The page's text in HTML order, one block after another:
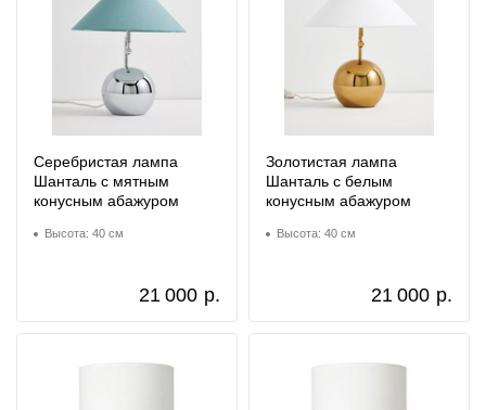
Серебристая лампа
Шанталь с мятным
конусным абажуром
Высота: 40 см
21 000 р.
Золотистая лампа
Шанталь с белым
конусным абажуром
Высота: 40 см
21 000 р.